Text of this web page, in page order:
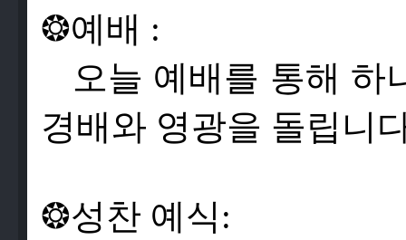
❂예배 :
오늘 예배를 통해 하
경배와 영광을 돌립 니
❂성찬 예식 :